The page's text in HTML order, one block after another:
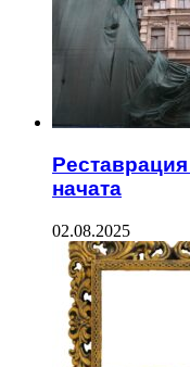
начата
02.08.2025